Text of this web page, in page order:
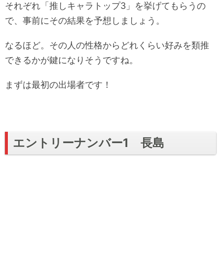
それぞれ「推しキャラトップ3」を挙げてもらうの
で、事前にその結果を予想しましょう。
なるほど。その人の性格からどれくらい好みを類推
できるかが鍵になりそうですね。
まずは最初の出場者です！
エントリーナンバー1 長島